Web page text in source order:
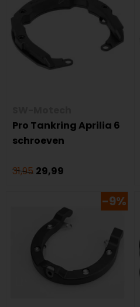
Pro Tankring Aprilia 6
schroeven
31,95 29,99
-9%